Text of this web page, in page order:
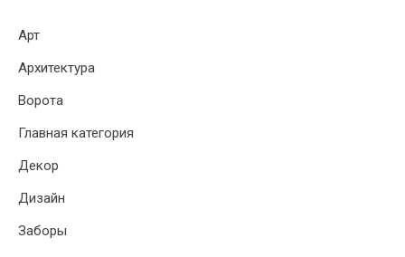
Арт
Архитектура
Ворота
Главная категория
Декор
Дизайн
Заборы